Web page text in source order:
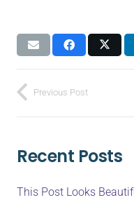
Previous Post
Recent Posts
This Post Looks